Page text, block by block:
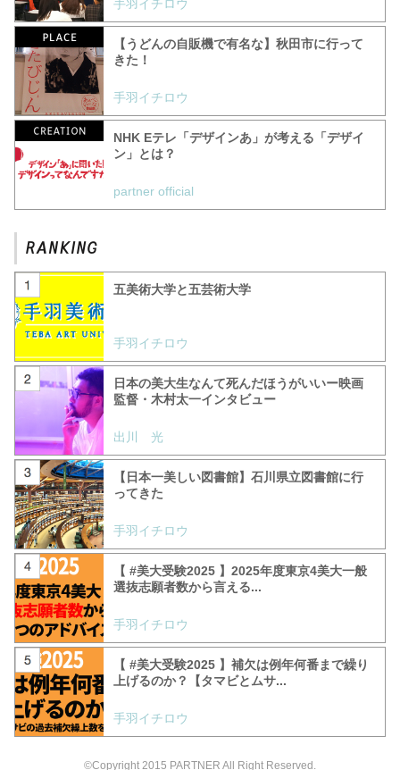
手羽イチロウ
【うどんの自販機で有名な】秋田市に行って
きた！
手羽イチロウ
NHK Eテレ「デザインあ」が考える「デザイ
ン」とは？
partner official
五美術大学と五芸術大学
手羽イチロウ
日本の美大生なんて死んだほうがいいー映画
監督・木村太一インタビュー
出川 光
【日本一美しい図書館】石川県立図書館に行
ってきた
手羽イチロウ
【 #美大受験2025 】2025年度東京4美大一般
選抜志願者数から言える...
手羽イチロウ
【 #美大受験2025 】補欠は例年何番まで繰り
上げるのか？【タマビとムサ...
手羽イチロウ
©Copyright 2015 PARTNER All Right Reserved.